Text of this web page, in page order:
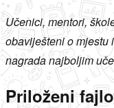
Učenici, mentori,
obaviješteni o mjestu
nagrada najboljim
Priloženi